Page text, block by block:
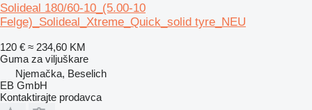
Solideal 180/60-10_(5.00-10
Felge)_Solideal_Xtreme_Quick_solid tyre_NEU
120 € ≈ 234,60 KM
Guma za viljuškare
Njemačka, Beselich
EB GmbH
Kontaktirajte prodavca